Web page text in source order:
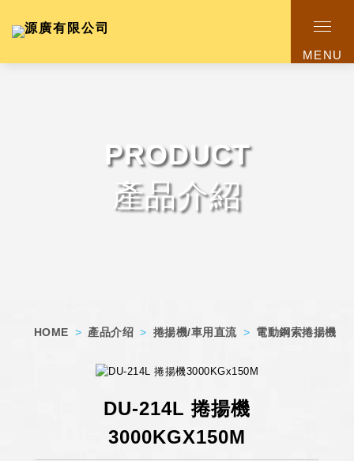
MENU
PRODUCT
產品介紹
HOME > 產品介绍 > 捲揚機/車用直流 > 電動鋼索捲揚機
DU-214L 捲揚機
3000KGX150M